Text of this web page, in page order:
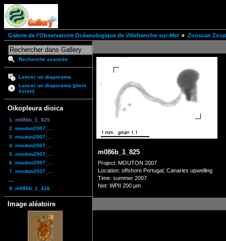
Galerie de l'Observatoire Océanologique de Villefranche-sur-Mer Zooscan
Recherche avancée
Lancer un diaporama
Lancer un diaporama (plein
écran)
Oikopleura dioica
1. m086b_1_825
2. mouton2007_...
3. mouton2007_...
4. mouton2007_...
5. mouton2007_...
6. mouton2007_...
7. mouton2007_...
9. m086b_1_426
Image aléatoire
m086b_1_825
Project: MOUTON 2007
Location: offshore Portugal, Canaries upwelling
Time: summer 2007
Net: WPII 200 µm